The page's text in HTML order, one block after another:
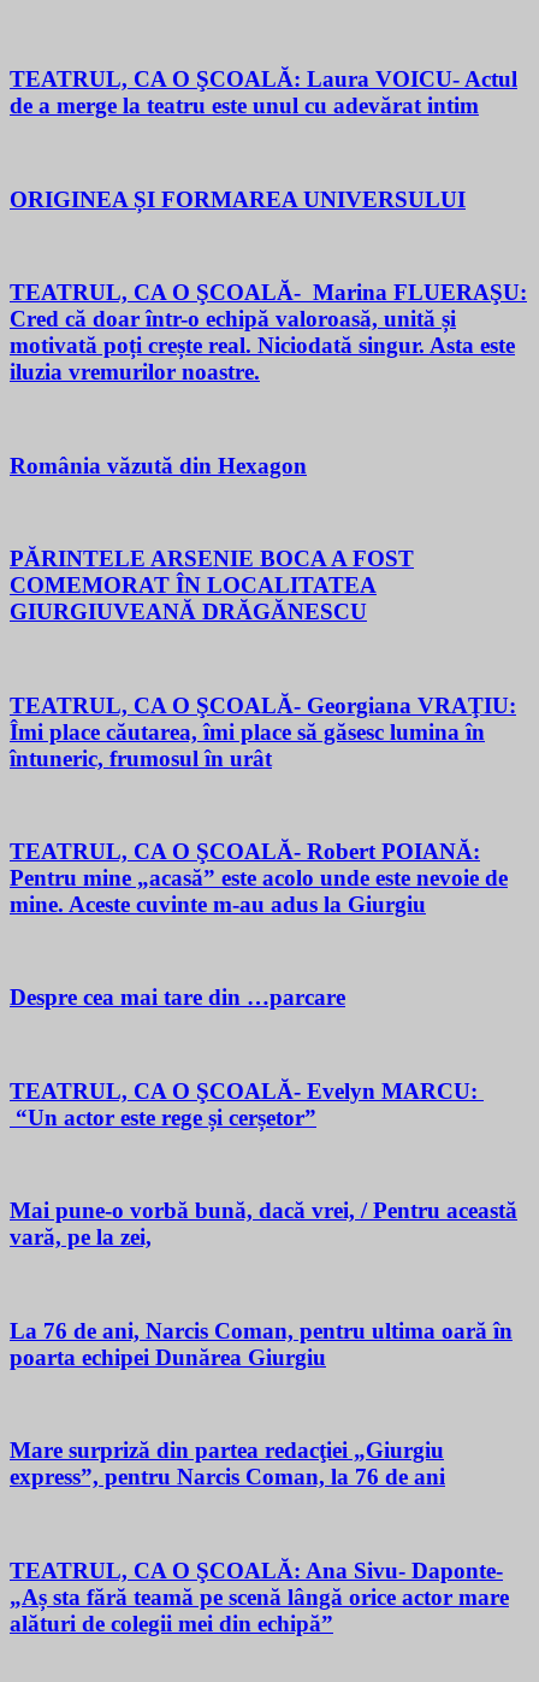
TEATRUL, CA O ŞCOALĂ: Laura VOICU- Actul
de a merge la teatru este unul cu adevărat intim
ORIGINEA ȘI FORMAREA UNIVERSULUI
TEATRUL, CA O ŞCOALĂ- Marina FLUERAŞU:
Cred că doar într-o echipă valoroasă, unită și
motivată poți crește real. Niciodată singur. Asta este
iluzia vremurilor noastre.
România văzută din Hexagon
PĂRINTELE ARSENIE BOCA A FOST
COMEMORAT ÎN LOCALITATEA
GIURGIUVEANĂ DRĂGĂNESCU
TEATRUL, CA O ŞCOALĂ- Georgiana VRAŢIU:
Îmi place căutarea, îmi place să găsesc lumina în
întuneric, frumosul în urât
TEATRUL, CA O ŞCOALĂ- Robert POIANĂ:
Pentru mine „acasă” este acolo unde este nevoie de
mine. Aceste cuvinte m-au adus la Giurgiu
Despre cea mai tare din …parcare
TEATRUL, CA O ŞCOALĂ- Evelyn MARCU:
“Un actor este rege și cerșetor”
Mai pune-o vorbă bună, dacă vrei, / Pentru această
vară, pe la zei,
La 76 de ani, Narcis Coman, pentru ultima oară în
poarta echipei Dunărea Giurgiu
Mare surpriză din partea redacţiei „Giurgiu
express”, pentru Narcis Coman, la 76 de ani
TEATRUL, CA O ŞCOALĂ: Ana Sivu- Daponte-
„Aș sta fără teamă pe scenă lângă orice actor mare
alături de colegii mei din echipă”